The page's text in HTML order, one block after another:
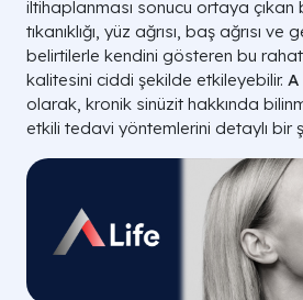
iltihaplanması sonucu ortaya çıkan
tıkanıklığı, yüz ağrısı, baş ağrısı ve
belirtilerle kendini gösteren bu
kalitesini ciddi şekilde etkileyebilir. A
olarak, kronik sinüzit hakkında
etkili tedavi yöntemlerini detaylı bir